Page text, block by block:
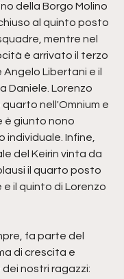
della Borgo Molino
al quinto posto
mentre nel
è arrivato il terzo
Libertani e il
Daniele. Lorenzo
quarto nell'Omnium e
è giunto nono
individuale. Infine,
del Keirin vinta da
il quarto posto
il quinto di Lorenzo
fa parte del
di crescita e
nostri ragazzi: